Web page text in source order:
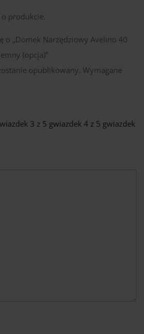
produkcie.
o „Domek Narzędziowy Avelino 40
(opcja)”
opublikowany. Wymagane
3 z 5 gwiazdek 4 z 5 gwiazdek